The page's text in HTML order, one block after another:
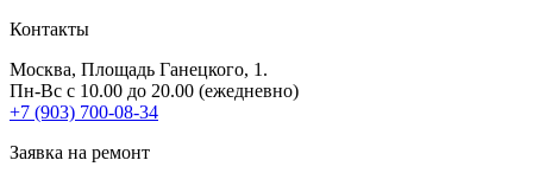
Контакты
Москва, Площадь Ганецкого, 1.
Пн-Вс с 10.00 до 20.00 (ежедневно)
+7 (903) 700-08-34
Заявка на ремонт